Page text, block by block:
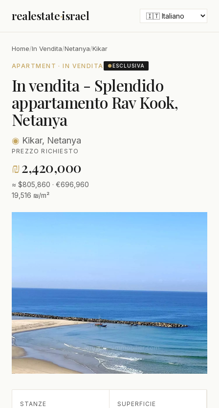
realestate·israel
Home/In Vendita/Netanya/Kikar
APARTMENT · IN VENDITA ●ESCLUSIVA
In vendita - Splendido
appartamento Rav Kook,
Netanya
◉ Kikar, Netanya
PREZZO RICHIESTO
₪2,420,000
≈ $805,860 · €696,960
19,516 ₪/m²
STANZE SUPERFICIE